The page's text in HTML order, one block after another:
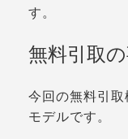
す。
無料引取の
今回の無料引
モデルです。